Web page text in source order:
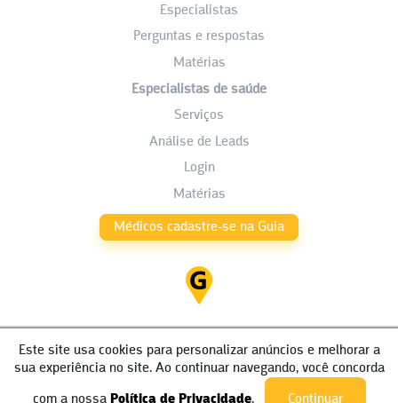
Especialistas
Perguntas e respostas
Matérias
Especialistas de saúde
Serviços
Análise de Leads
Login
Matérias
Médicos cadastre-se na Guia
Este site usa cookies para personalizar anúncios e melhorar a
sua experiência no site. Ao continuar navegando, você concorda
com a nossa Política de Privacidade. Continuar